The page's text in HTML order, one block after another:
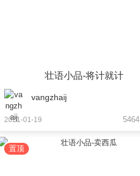
壮语小品-将计就计
vangzhaij
2021-01-19 5464
置顶